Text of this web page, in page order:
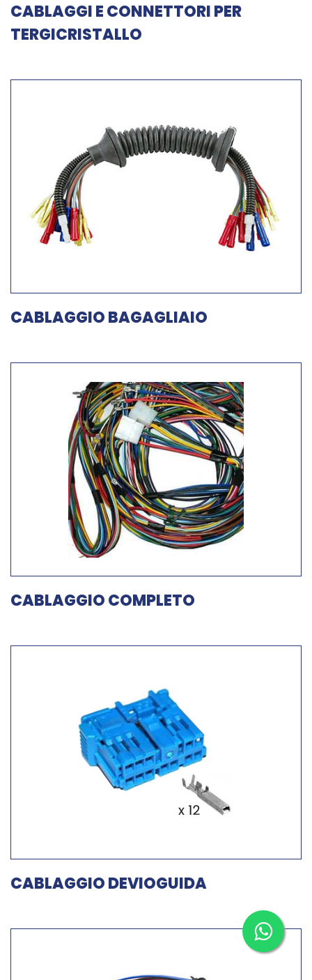
CABLAGGI E CONNETTORI PER
TERGICRISTALLO
CABLAGGIO BAGAGLIAIO
CABLAGGIO COMPLETO
CABLAGGIO DEVIOGUIDA